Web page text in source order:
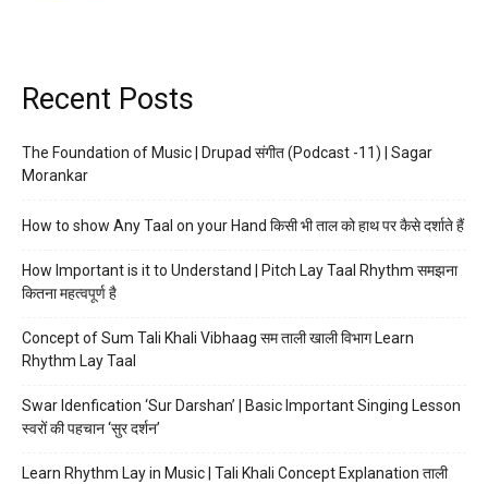
Recent Posts
The Foundation of Music | Drupad संगीत (Podcast -11) | Sagar
Morankar
How to show Any Taal on your Hand किसी भी ताल को हाथ पर कैसे दर्शाते हैं
How Important is it to Understand | Pitch Lay Taal Rhythm समझना
कितना महत्वपूर्ण है
Concept of Sum Tali Khali Vibhaag सम ताली खाली विभाग Learn
Rhythm Lay Taal
Swar Idenfication ‘Sur Darshan’ | Basic Important Singing Lesson
स्वरों की पहचान ‘सुर दर्शन’
Learn Rhythm Lay in Music | Tali Khali Concept Explanation ताली